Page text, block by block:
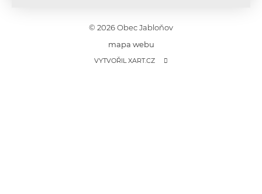
© 2026 Obec Jabloňov
mapa webu
VYTVOŘIL XART.CZ